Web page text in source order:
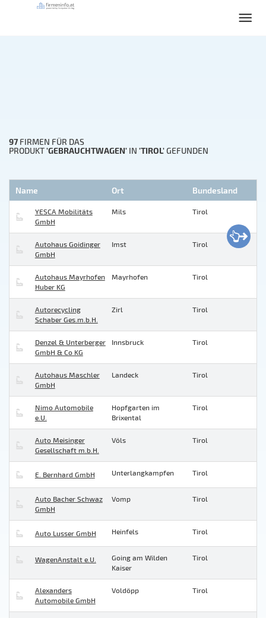
97 FIRMEN FÜR DAS
PRODUKT'GEBRAUCHTWAGEN' IN 'TIROL'GEFUNDEN
Name Ort Bundesland
YESCA Mobilitäts
GmbH
Mils Tirol
Autohaus Goidinger
GmbH
Imst Tirol
Autohaus Mayrhofen
Huber KG
Mayrhofen Tirol
Autorecycling
Schaber Ges.m.b.H.
Zirl Tirol
Denzel & Unterberger
GmbH & Co KG
Innsbruck Tirol
Autohaus Maschler
GmbH
Landeck Tirol
Nimo Automobile
e.U.
Hopfgarten im
Brixental
Tirol
Auto Meisinger
Gesellschaft m.b.H.
Völs Tirol
E. Bernhard GmbH Unterlangkampfen Tirol
Auto Bacher Schwaz
GmbH
Vomp Tirol
Auto Lusser GmbH Heinfels Tirol
WagenAnstalt e.U.
Going am Wilden
Kaiser
Tirol
Alexanders
Automobile GmbH
Voldöpp Tirol